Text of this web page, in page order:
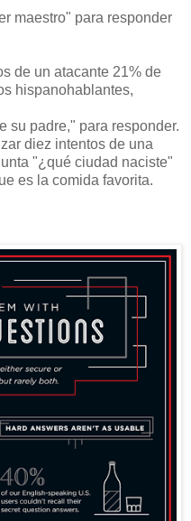
maestro" para responder
de un atacante 21% de
hispanohablantes,
su padre," para responder.
diez intentos de una
"¿qué ciudad naciste"
es la comida favorita.